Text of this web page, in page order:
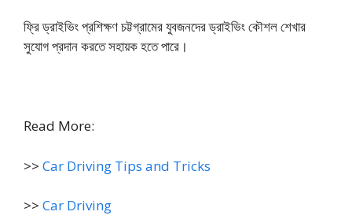
ফ্রি ড্রাইভিং প্রশিক্ষণ চট্টগ্রামের যুবজনদের ড্রাইভিং কৌশল শেখার
সুযোগ প্রদান করতে সহায়ক হতে পারে।
Read More:
>> Car Driving Tips and Tricks
>> Car Driving